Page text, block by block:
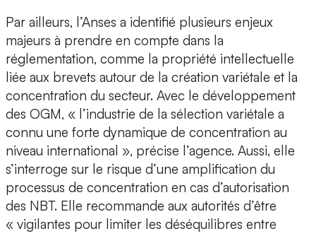
Par ailleurs, l’Anses a identifié plusieurs enjeux
majeurs à prendre en compte dans la
réglementation, comme la propriété intellectuelle
liée aux brevets autour de la création variétale et la
concentration du secteur. Avec le développement
des OGM, « l’industrie de la sélection variétale a
connu une forte dynamique de concentration au
niveau international », précise l’agence. Aussi, elle
s’interroge sur le risque d’une amplification du
processus de concentration en cas d’autorisation
des NBT. Elle recommande aux autorités d’être
« vigilantes pour limiter les déséquilibres entre